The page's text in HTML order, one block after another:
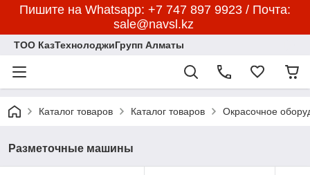
Пишите на Whatsapp: +7 747 897 9923 / Почта:
sale@navsl.kz
ТОО КазТехнолоджиГрупп Алматы
Каталог товаров Каталог товаров Окрасочное
Разметочные машины